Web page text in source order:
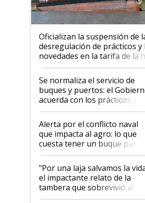
Oficializan la suspensión de
desregulación de prácticos y
novedades en la tarifa de la
Se normaliza el servicio de
buques y puertos: el
acuerda con los prácticos y
suspende el decreto de
desregulación
Alerta por el conflicto naval
que impacta al agro: lo que
cuesta tener un buque parado
y el peligro de que Argentina
pase a ser "país sucio"
"Por una laja salvamos la
el impactante relato de la
tambera que sobrevivió al
tornado